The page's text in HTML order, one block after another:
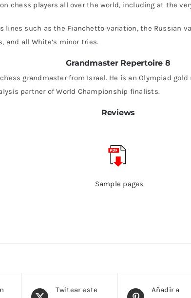
chess players all over the world, including at the
lines such as the Fianchetto variation, the Russian
and all White’s minor tries.
Grandmaster Repertoire 8
grandmaster from Israel. He is an Olympiad
partner of World Championship finalists.
Reviews
Sample pages
Twitear este
Añadir a